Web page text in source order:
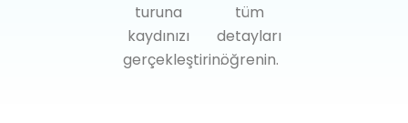
turuna
kaydınızı
gerçekleştirin.
tüm
detayları
öğrenin.